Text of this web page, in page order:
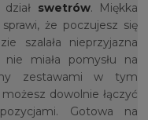
swetrów. Miękka
że poczujesz się
szalała nieprzyjazna
miała pomysłu na
zestawami w tym
dowolnie łączyć
Gotowa na